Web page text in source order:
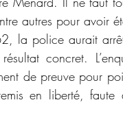
autres pour avoir
aurait arrêté
concret.
de preuve pour
en liberté,